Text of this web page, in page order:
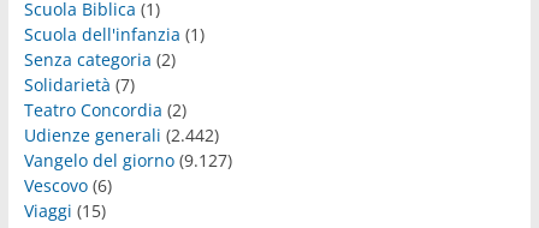
Scuola Biblica (1)
Scuola dell'infanzia (1)
Senza categoria (2)
Solidarietà (7)
Teatro Concordia (2)
Udienze generali (2.442)
Vangelo del giorno(9.127)
Vescovo(6)
Viaggi (15)